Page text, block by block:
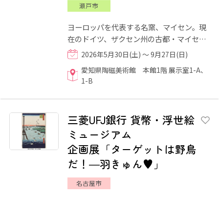
瀬戸市
ヨーロッパを代表する名窯、マイセン。現
在のドイツ、ザクセン州の古都・マイセン
で18世紀に王立の磁器製作所として創業し
ました。ヨーロッパ初の...
2026年5月30日(土) ～ 9月27日(日)
愛知県陶磁美術館 本館1階 展示室1-A、
1-B
三菱UFJ銀行 貨幣・浮世絵
ミュージアム
企画展「ターゲットは野鳥
だ！―羽きゅん♥」
名古屋市